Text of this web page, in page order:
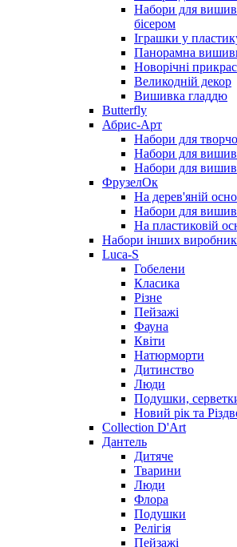
Набори для
бісером
Іграшки у
Панорамна
Новорічні
Великодній декор
Вишивка гладдю
Butterfly
Абрис-Арт
Набори для
Набори для
Набори для
ФрузелОк
На дерев'яній
Набори для
На пластиковій
Набори інших
Luca-S
Гобелени
Класика
Різне
Пейзажі
Фауна
Квіти
Натюрморти
Дитинство
Люди
Подушки,
Новий рік та
Collection D'Art
Дантель
Дитяче
Тварини
Люди
Флора
Подушки
Релігія
Пейзажі